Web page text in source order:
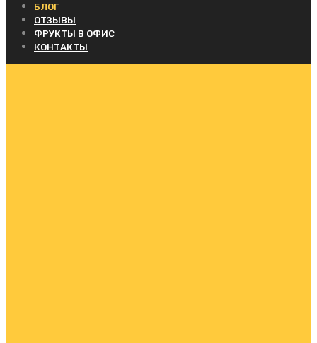
БЛОГ
ОТЗЫВЫ
ФРУКТЫ В ОФИС
КОНТАКТЫ